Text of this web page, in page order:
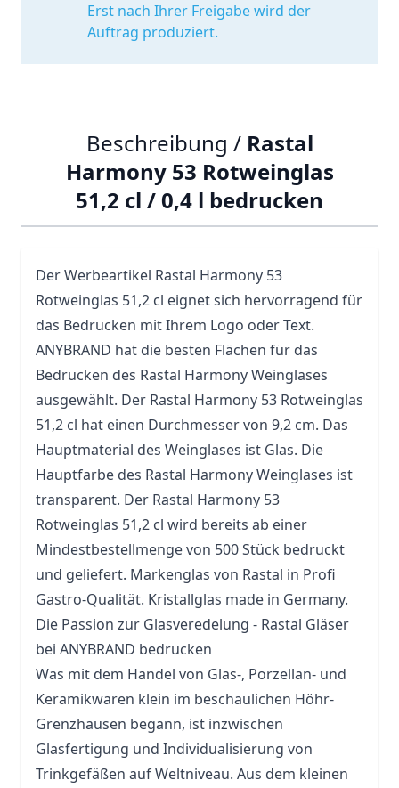
Erst nach Ihrer Freigabe wird der
Auftrag produziert.
Beschreibung / Rastal
Harmony 53 Rotweinglas
51,2 cl / 0,4 l bedrucken
Der Werbeartikel Rastal Harmony 53
Rotweinglas 51,2 cl eignet sich hervorragend für
das Bedrucken mit Ihrem Logo oder Text.
ANYBRAND hat die besten Flächen für das
Bedrucken des Rastal Harmony Weinglases
ausgewählt. Der Rastal Harmony 53 Rotweinglas
51,2 cl hat einen Durchmesser von 9,2 cm. Das
Hauptmaterial des Weinglases ist Glas. Die
Hauptfarbe des Rastal Harmony Weinglases ist
transparent. Der Rastal Harmony 53
Rotweinglas 51,2 cl wird bereits ab einer
Mindestbestellmenge von 500 Stück bedruckt
und geliefert. Markenglas von Rastal in Profi
Gastro-Qualität. Kristallglas made in Germany.
Die Passion zur Glasveredelung - Rastal Gläser
bei ANYBRAND bedrucken
Was mit dem Handel von Glas-, Porzellan- und
Keramikwaren klein im beschaulichen Höhr-
Grenzhausen begann, ist inzwischen
Glasfertigung und Individualisierung von
Trinkgefäßen auf Weltniveau. Aus dem kleinen